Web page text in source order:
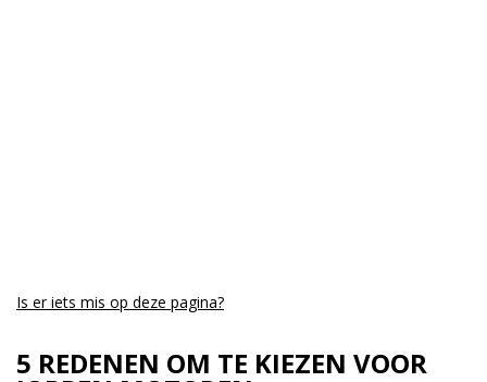
Is er iets mis op deze pagina?
5 REDENEN OM TE KIEZEN VOOR